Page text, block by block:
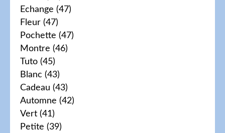
Echange (47)
Fleur (47)
Pochette (47)
Montre (46)
Tuto (45)
Blanc (43)
Cadeau (43)
Automne (42)
Vert (41)
Petite (39)